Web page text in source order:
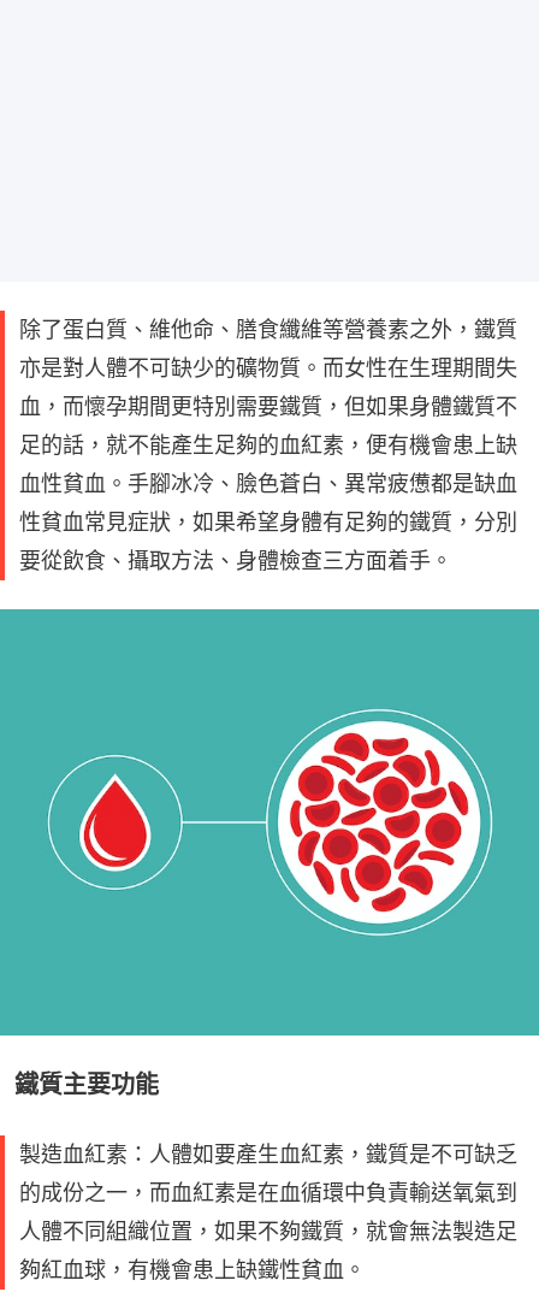
除了蛋白質、維他命、膳食纖維等營養素之外，鐵質
亦是對人體不可缺少的礦物質。而女性在生理期間失
血，而懷孕期間更特別需要鐵質，但如果身體鐵質不
足的話，就不能產生足夠的血紅素，便有機會患上缺
血性貧血。手腳冰冷、臉色蒼白、異常疲憊都是缺血
性貧血常見症狀，如果希望身體有足夠的鐵質，分別
要從飲食、攝取方法、身體檢查三方面着手。
鐵質主要功能
製造血紅素：人體如要產生血紅素，鐵質是不可缺乏
的成份之一，而血紅素是在血循環中負責輸送氧氣到
人體不同組織位置，如果不夠鐵質，就會無法製造足
夠紅血球，有機會患上缺鐵性貧血。